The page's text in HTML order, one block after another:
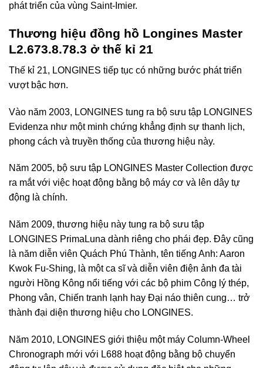
phát triển của vùng Saint-Imier.
Thương hiệu đồng hồ Longines Master
L2.673.8.78.3 ở thế kỉ 21
Thế kỉ 21, LONGINES tiếp tục có những bước phát triển
vượt bậc hơn.
Vào năm 2003, LONGINES tung ra bộ sưu tập LONGINES
Evidenza như một minh chứng khẳng định sự thanh lịch,
phong cách và truyền thống của thương hiệu này.
Năm 2005, bộ sưu tập LONGINES Master Collection được
ra mắt với việc hoạt động bằng bộ máy cơ và lên dây tự
động là chính.
Năm 2009, thương hiệu này tung ra bộ sưu tập
LONGINES PrimaLuna dành riêng cho phái đẹp. Đây cũng
là năm diễn viên Quách Phú Thành, tên tiếng Anh: Aaron
Kwok Fu-Shing, là một ca sĩ và diễn viên điện ảnh đa tài
người Hồng Kông nổi tiếng với các bộ phim Công lý thép,
Phong vân, Chiến tranh lạnh hay Đại náo thiên cung… trở
thành đại diện thương hiệu cho LONGINES.
Năm 2010, LONGINES giới thiệu một máy Column-Wheel
Chronograph mới với L688 hoạt động bằng bộ chuyển